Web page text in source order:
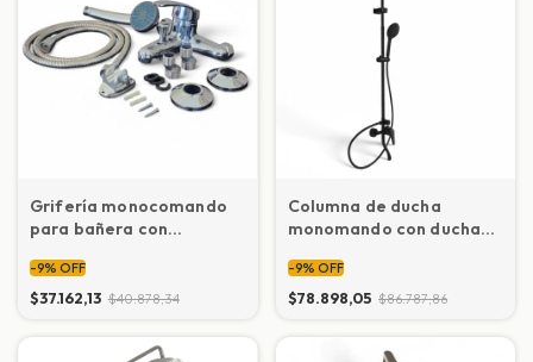
Grifería monocomando
para bañera con
-9% OFF
$37.162,13 $40.878,34
Columna de ducha
monomando con ducha
-9% OFF
$78.898,05 $86.787,86